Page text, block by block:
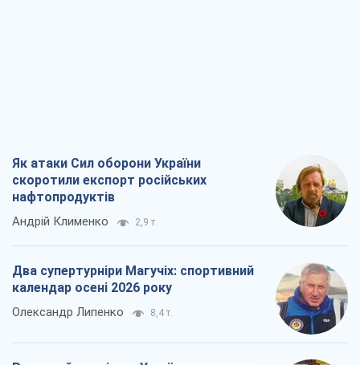
Як атаки Сил оборони України
скоротили експорт російських
нафтопродуктів
Андрій Клименко 2,9 т.
Два супертурніри Магучіх: спортивний
календар осені 2026 року
Олександр Липенко 8,4 т.